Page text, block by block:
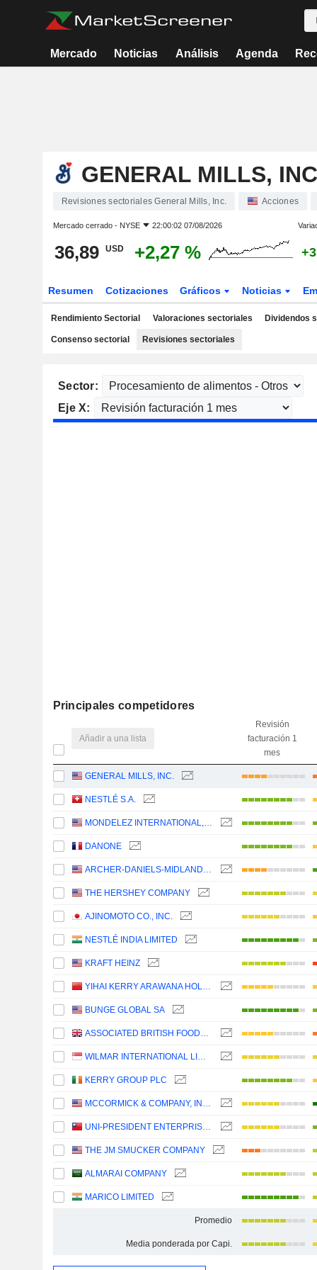
Mercado Noticias Análisis Agenda
GENERAL MILLS,
Revisiones sectoriales General Mills, Inc. Acciones
Mercado cerrado - NYSE 22:00:02 07/08/2026
36,89 USD +2,27 %
Resumen Cotizaciones Gráficos Noticias
Rendimiento Sectorial Valoraciones sectoriales Dividendos
Consenso sectorial Revisiones sectoriales
Sector:
Eje X:
Principales competidores
Añadir a una lista
Revisión
facturación 1
mes
GENERAL MILLS, INC.
NESTLÉ S.A.
MONDELEZ INTERNATIONAL, INC.
DANONE
ARCHER-DANIELS-MIDLAND COMPANY
THE HERSHEY COMPANY
AJINOMOTO CO., INC.
NESTLÉ INDIA LIMITED
KRAFT HEINZ
YIHAI KERRY ARAWANA HOLDINGS CO., LTD
BUNGE GLOBAL SA
ASSOCIATED BRITISH FOODS PLC
WILMAR INTERNATIONAL LIMITED
KERRY GROUP PLC
MCCORMICK & COMPANY, INCORPORATED
UNI-PRESIDENT ENTERPRISES CORP.
THE JM SMUCKER COMPANY
ALMARAI COMPANY
MARICO LIMITED
Promedio
Media ponderada por Capi.